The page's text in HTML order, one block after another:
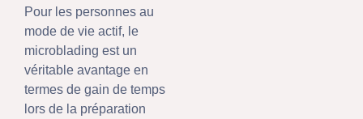
Pour les personnes au
mode de vie actif, le
microblading est un
véritable avantage en
termes de gain de temps
lors de la préparation